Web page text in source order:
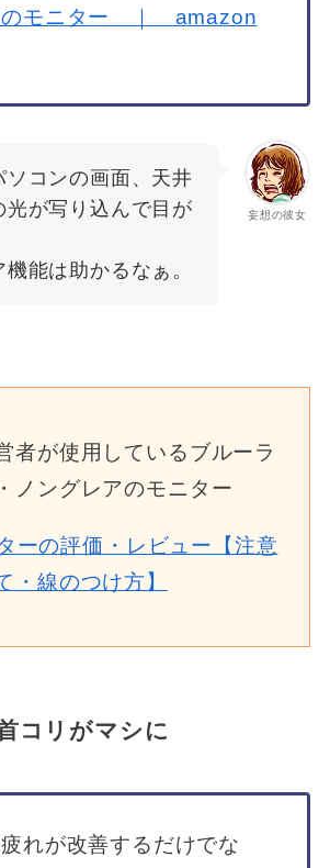
のモニター ｜ amazon
妄想の彼女
ソコンの画面、天井
光が写り込んで目が
機能は助かるなぁ。
者が使用しているブルーラ
ノングレアのモニター
ーの評価・レビュー【注意
・線のつけ方】
コリがマシに
疲れが改善するだけでな